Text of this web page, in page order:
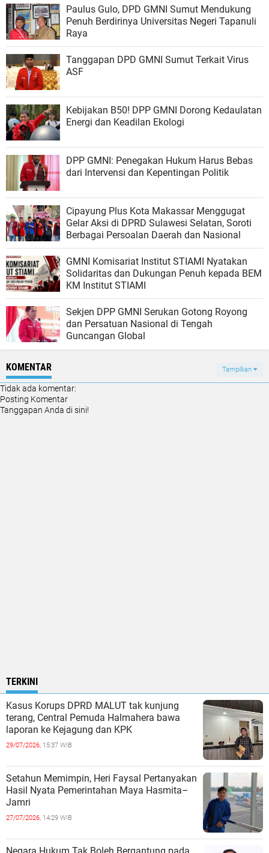
Paulus Gulo, DPD GMNI Sumut Mendukung
Penuh Berdirinya Universitas Negeri Tapanuli
Raya
Tanggapan DPD GMNI Sumut Terkait Virus
ASF
Kebijakan B50! DPP GMNI Dorong Kedaulatan
Energi dan Keadilan Ekologi
DPP GMNI: Penegakan Hukum Harus Bebas
dari Intervensi dan Kepentingan Politik
Cipayung Plus Kota Makassar Menggugat
Gelar Aksi di DPRD Sulawesi Selatan, Soroti
Berbagai Persoalan Daerah dan Nasional
GMNI Komisariat Institut STIAMI Nyatakan
Solidaritas dan Dukungan Penuh kepada BEM
KM Institut STIAMI
Sekjen DPP GMNI Serukan Gotong Royong
dan Persatuan Nasional di Tengah
Guncangan Global
KOMENTAR Tampilkan
Tidak ada komentar:
Posting Komentar
Tanggapan Anda di sini!
TERKINI
Kasus Korups DPRD MALUT tak kunjung
terang, Central Pemuda Halmahera bawa
laporan ke Kejagung dan KPK
29/07/2026, 15:37 WIB
Setahun Memimpin, Heri Faysal Pertanyakan
Hasil Nyata Pemerintahan Maya Hasmita–
Jamri
27/07/2026, 14:29 WIB